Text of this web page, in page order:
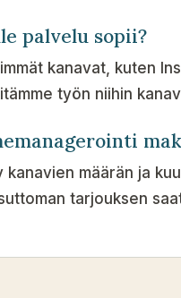
palvelu sopii?
kanavat, kuten
työn niihin
kanavien määrän ja
tarjouksen